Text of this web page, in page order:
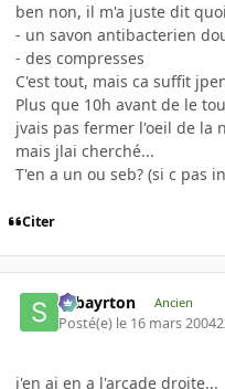
ben non, il m'a juste dit
- un savon antibacterien
- des compresses
C'est tout, mais ca suffit
Plus que 10h avant de le
jvais pas fermer l'oeil de la
mais jlai cherché...
T'en a un ou seb? (si c pas
Citer
sebayrton Ancien
Posté(e) le 16 mars 2004
j'en ai en a l'arcade droite...